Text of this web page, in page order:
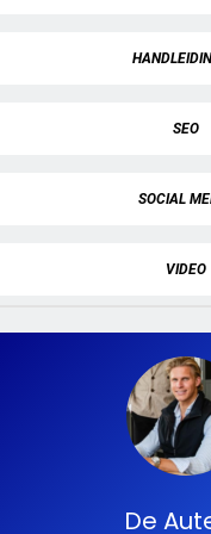
SEO
SOCIAL
VIDEO
De